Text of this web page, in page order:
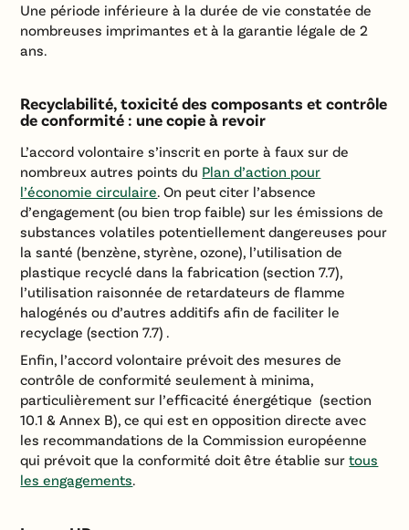
Une période inférieure à la durée de vie constatée de
nombreuses imprimantes et à la garantie légale de 2
ans.
Recyclabilité, toxicité des composants et contrôle
de conformité : une copie à revoir
L’accord volontaire s’inscrit en porte à faux sur de
nombreux autres points du Plan d’action pour
l’économie circulaire. On peut citer l’absence
d’engagement (ou bien trop faible) sur les émissions de
substances volatiles potentiellement dangereuses pour
la santé (benzène, styrène, ozone), l’utilisation de
plastique recyclé dans la fabrication (section 7.7),
l’utilisation raisonnée de retardateurs de flamme
halogénés ou d’autres additifs afin de faciliter le
recyclage (section 7.7) .
Enfin, l’accord volontaire prévoit des mesures de
contrôle de conformité seulement à minima,
particulièrement sur l’efficacité énergétique (section
10.1 & Annex B), ce qui est en opposition directe avec
les recommandations de la Commission européenne
qui prévoit que la conformité doit être établie surtous
les engagements.